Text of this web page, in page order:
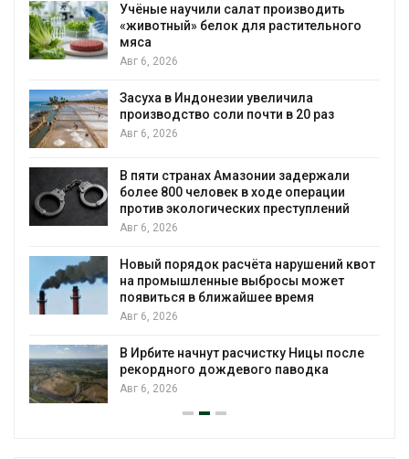
Учёные научили салат производить
«животный» белок для растительного
мяса
Авг 6, 2026
Засуха в Индонезии увеличила
производство соли почти в 20 раз
Авг 6, 2026
В пяти странах Амазонии задержали
более 800 человек в ходе операции
против экологических преступлений
Авг 6, 2026
Новый порядок расчёта нарушений квот
на промышленные выбросы может
появиться в ближайшее время
Авг 6, 2026
В Ирбите начнут расчистку Ницы после
рекордного дождевого паводка
Авг 6, 2026